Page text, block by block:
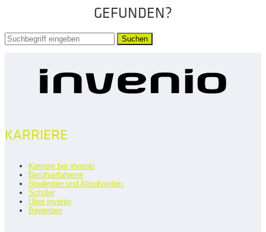
GEFUNDEN?
Suchen
KARRIERE
Karriere bei invenio
Berufserfahrene
Studenten und Absolventen
Schüler
Über invenio
Bewerben